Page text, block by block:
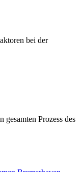
bei der
Prozess des